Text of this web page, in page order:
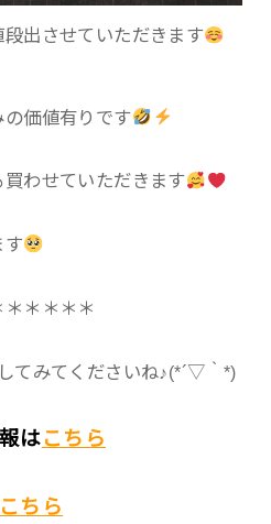
出させていただきます
価値有りです
わせていただきます
す
＊＊＊＊
てみてくださいね♪(*´▽｀*)
はこちら
こちら